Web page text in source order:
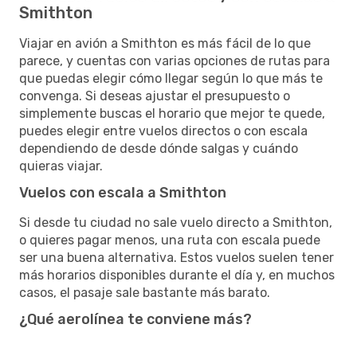
Smithton
Viajar en avión a Smithton es más fácil de lo que
parece, y cuentas con varias opciones de rutas para
que puedas elegir cómo llegar según lo que más te
convenga. Si deseas ajustar el presupuesto o
simplemente buscas el horario que mejor te quede,
puedes elegir entre vuelos directos o con escala
dependiendo de desde dónde salgas y cuándo
quieras viajar.
Vuelos con escala a Smithton
Si desde tu ciudad no sale vuelo directo a Smithton,
o quieres pagar menos, una ruta con escala puede
ser una buena alternativa. Estos vuelos suelen tener
más horarios disponibles durante el día y, en muchos
casos, el pasaje sale bastante más barato.
¿Qué aerolínea te conviene más?